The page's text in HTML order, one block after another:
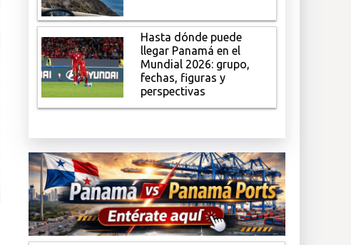
Hasta dónde puede
llegar Panamá en el
Mundial 2026: grupo,
fechas, figuras y
perspectivas